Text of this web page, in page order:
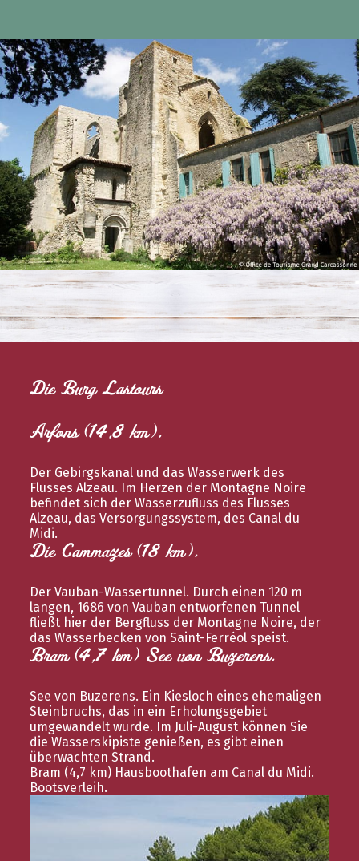
Die Burg Lastours
Arfons (14,8 km).
Der Gebirgskanal und das Wasserwerk des
Flusses Alzeau. Im Herzen der Montagne Noire
befindet sich der Wasserzufluss des Flusses
Alzeau, das Versorgungssystem, des Canal du
Midi.
Die Cammazes (18 km).
Der Vauban-Wassertunnel. Durch einen 120 m
langen, 1686 von Vauban entworfenen Tunnel
fließt hier der Bergfluss der Montagne Noire, der
das Wasserbecken von Saint-Ferréol speist.
Bram (4,7 km) See von Buzerens.
See von Buzerens. Ein Kiesloch eines ehemaligen
Steinbruchs, das in ein Erholungsgebiet
umgewandelt wurde. Im Juli-August können Sie
die Wasserskipiste genießen, es gibt einen
überwachten Strand.
Bram (4,7 km) Hausboothafen am Canal du Midi.
Bootsverleih.